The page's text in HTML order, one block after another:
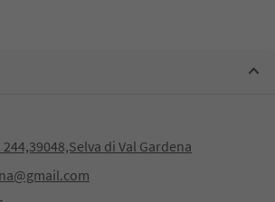
di Val Gardena